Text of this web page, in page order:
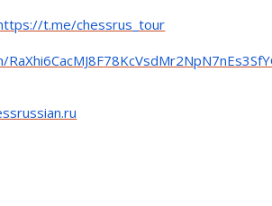
t.me/chessrus_tour